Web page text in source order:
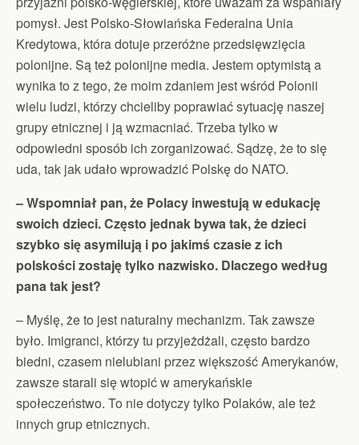
pomysł. Jest Polsko-Słowiańska Federalna Unia
Kredytowa, która dotuje przeróżne przedsięwzięcia
polonijne. Są też polonijne media. Jestem optymistą a
wynika to z tego, że moim zdaniem jest wśród Polonii
wielu ludzi, którzy chcieliby poprawiać sytuację naszej
grupy etnicznej i ją wzmacniać. Trzeba tylko w
odpowiedni sposób ich zorganizować. Sądzę, że to się
uda, tak jak udało wprowadzić Polskę do NATO.
– Wspomniał pan, że Polacy inwestują w edukację
swoich dzieci. Często jednak bywa tak, że dzieci
szybko się asymilują i po jakimś czasie z ich
polskości zostaję tylko nazwisko. Dlaczego według
pana tak jest?
– Myślę, że to jest naturalny mechanizm. Tak zawsze
było. Imigranci, którzy tu przyjeżdżali, często bardzo
biedni, czasem nielubiani przez większość Amerykanów,
zawsze starali się wtopić w amerykańskie
społeczeństwo. To nie dotyczy tylko Polaków, ale też
innych grup etnicznych.